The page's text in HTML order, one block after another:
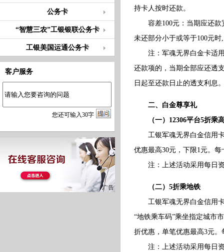
公务卡
“智慧三农”工银银联公务卡
工银美国运通公务卡
客户服务
您还可输入30字
持卡人按时还款。
容差100元：当期应还款
未还部分小于或等于100元
注：军魂无界白金卡适用
还款项的，当期全部应还透
日起至还款日止的透支利息
二、白金尊享礼
（一）12306平台5折乘
工银军魂无界白金信用卡
优惠最高30元，下限1元。
注：上述活动采用每日资
（二）5折乘地铁
工银军魂无界白金信用卡
“地铁乘车码”乘坐指定城市
折优惠，单笔优惠最高3元
注：上述活动采用每日资